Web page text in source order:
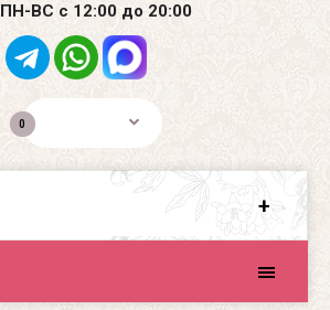
ПН-ВС с 12:00 до 20:00
0